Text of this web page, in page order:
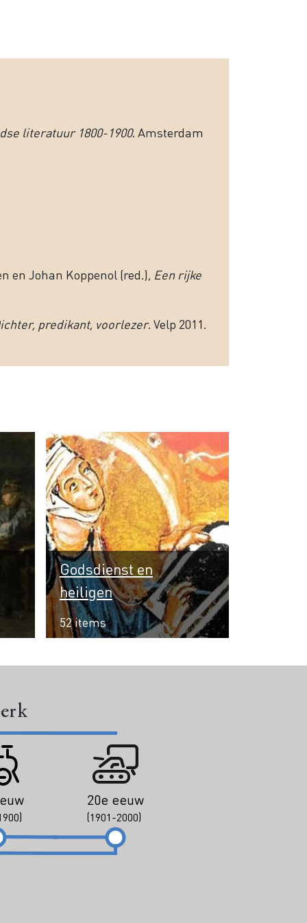
literatuur 1800-1900. Amsterdam
en Johan Koppenol (red.), Een rĳke
predikant, voorlezer. Velp 2011.
Godsdienst en
heiligen
52 items
20e eeuw
(1901-2000)